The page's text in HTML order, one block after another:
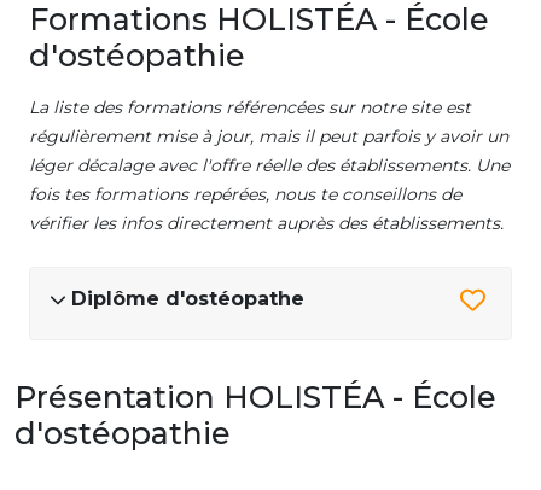
Formations HOLISTÉA - École
d'ostéopathie
La liste des formations référencées sur notre site est
régulièrement mise à jour, mais il peut parfois y avoir un
léger décalage avec l'offre réelle des établissements. Une
fois tes formations repérées, nous te conseillons de
vérifier les infos directement auprès des établissements.
Diplôme d'ostéopathe
Présentation HOLISTÉA - École
d'ostéopathie